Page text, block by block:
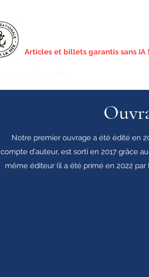
Histoire, uniformes, armes
Articles et billets garantis sans IA !
Notre premier ouvrage a été édité en
compte d'auteur, est sorti en 2017 grâce
même éditeur (il a été primé en 2022